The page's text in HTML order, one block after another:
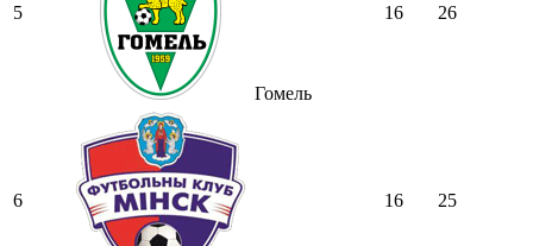
5
Гомель
16 26
6 16 25